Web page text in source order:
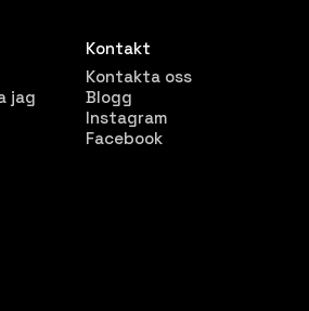
jag
Kontakt
Kontakta oss
Blogg
Instagram
Facebook